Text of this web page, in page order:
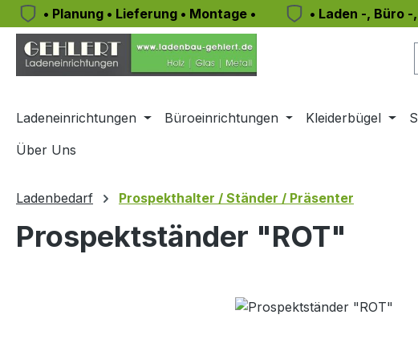
Hauptinhalt springen
Zur Suche springen
Zur Hauptnavigation springen
• Planung • Lieferung • Montage • • Laden -, Büro
Ladeneinrichtungen Büroeinrichtungen Kleiderbügel
Über Uns
Ladenbedarf Prospekthalter / Ständer / Präsenter
Prospektständer "ROT"